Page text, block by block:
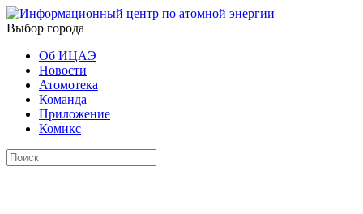
Выбор города
Об ИЦАЭ
Новости
Атомотека
Команда
Приложение
Комикс